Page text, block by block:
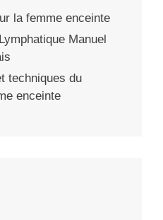
la femme enceinte
Manuel
techniques du
enceinte